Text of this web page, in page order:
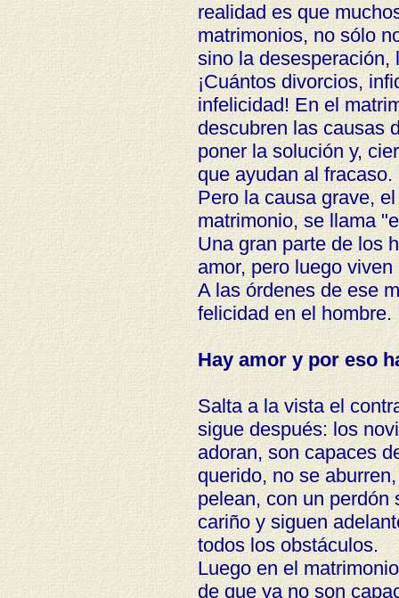
realidad es que
matrimonios, no sólo
sino la desesperación,
¡Cuántos divorcios,
infelicidad! En el
descubren las causas
poner la solución y,
que ayudan al fracaso.
Pero la causa grave,
matrimonio, se llama
Una gran parte de los
amor, pero luego
A las órdenes de ese
felicidad en el hombre.
Hay amor y por eso
Salta a la vista el
sigue después: los
adoran, son capaces
querido, no se
pelean, con un perdón
cariño y siguen
todos los obstáculos.
Luego en el
de que ya no son